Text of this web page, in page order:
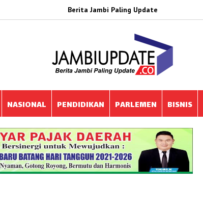
Berita Jambi Paling Update
NASIONAL PENDIDIKAN PARLEMEN BISNIS